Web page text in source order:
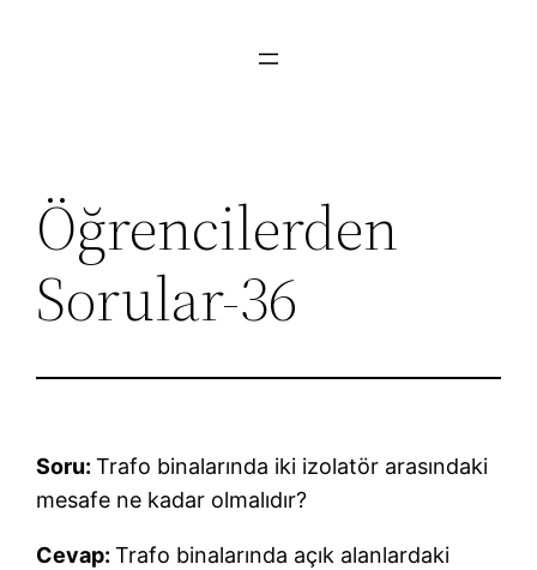
Öğrencilerden
Sorular-36
Soru:Trafo binalarında iki izolatör arasındaki
mesafe ne kadar olmalıdır?
Cevap:Trafo binalarında açık alanlardaki